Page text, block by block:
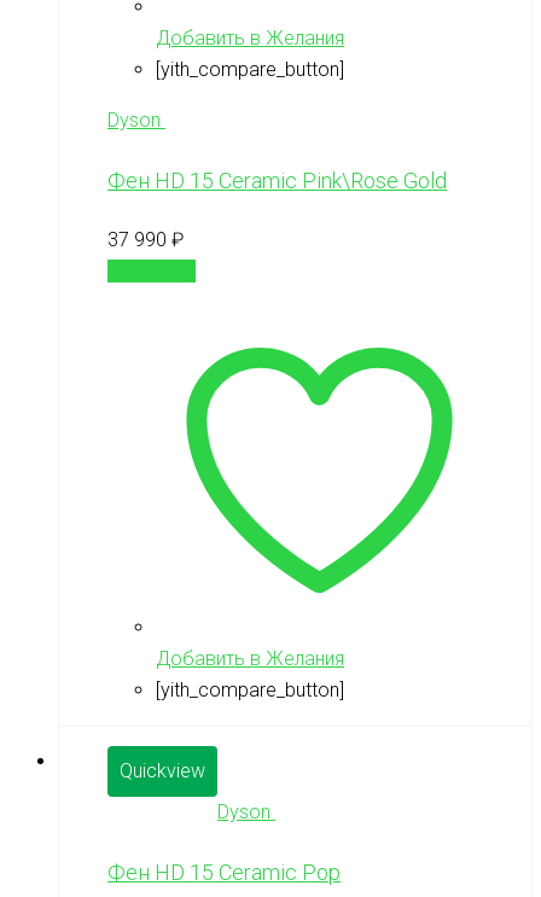
Добавить в Желания
[yith_compare_button]
Dyson
Фен HD 15 Ceramic Pink\Rose Gold
37 990 ₽
Добавить в Желания
[yith_compare_button]
Quickview
Dyson
Фен HD 15 Ceramic Pop